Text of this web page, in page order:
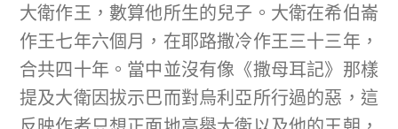
大衛作王，數算他所生的兒子。大衛在希伯崙
作王七年六個月，在耶路撒冷作王三十三年，
合共四十年。當中並沒有像《撒母耳記》那樣
提及大衛因拔示巴而對烏利亞所行過的惡，這